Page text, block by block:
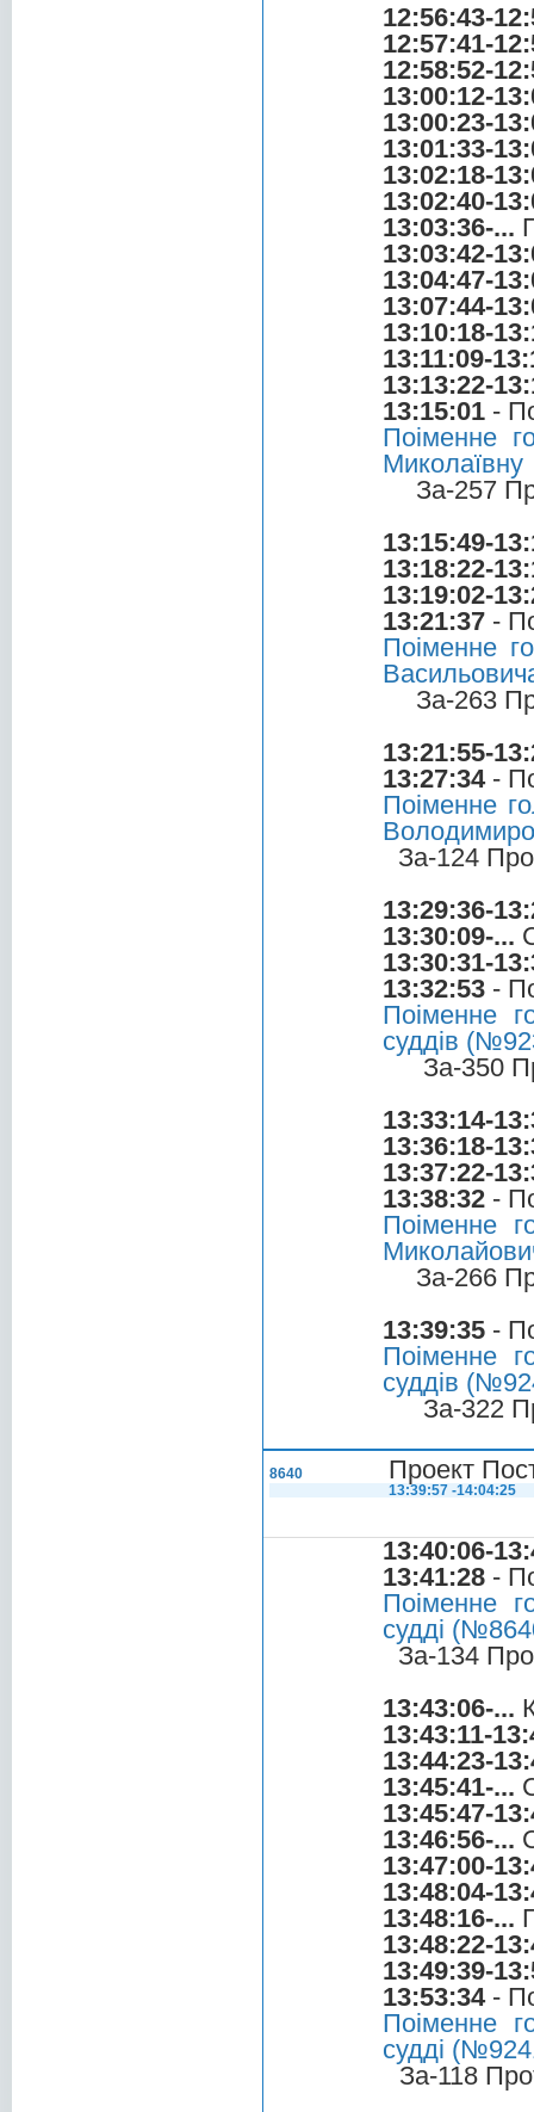
12:56:43-
12:57:41-
12:58:52-
13:00:12-
13:00:23-
13:01:33-
13:02:18-
13:02:40-
13:03:36-...
13:03:42-
13:04:47-
13:07:44-
13:10:18-
13:11:09-
13:13:22-
13:15:01 -
Поіменне
Миколаївну
За-257
13:15:49-
13:18:22-
13:19:02-
13:21:37 -
Поіменне
За-263
13:21:55-
13:27:34-
Поіменне
За-124
13:29:36-
13:30:09-...
13:30:31-
13:32:53 -
Поіменне
суддів
За-350
13:33:14-
13:36:18-
13:37:22-
13:38:32 -
Поіменне
За-266
13:39:35 -
Поіменне
суддів
За-322
8640 Проект
13:39:57 -14:04:25
13:40:06-
13:41:28 -
Поіменне
судді
За-134
13:43:06-...
13:43:11-
13:44:23-
13:45:41-...
13:45:47-
13:46:56-...
13:47:00-
13:48:04-
13:48:16-...
13:48:22-
13:49:39-
13:53:34-
Поіменне
судді
За-118